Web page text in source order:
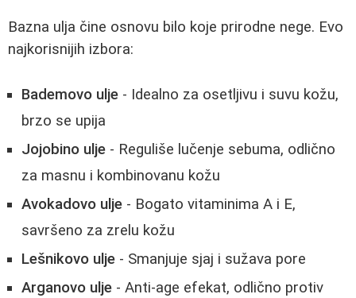
Bazna ulja čine osnovu bilo koje prirodne nege. Evo
najkorisnijih izbora:
Bademovo ulje - Idealno za osetljivu i suvu kožu,
brzo se upija
Jojobino ulje - Reguliše lučenje sebuma, odlično
za masnu i kombinovanu kožu
Avokadovo ulje - Bogato vitaminima A i E,
savršeno za zrelu kožu
Lešnikovo ulje - Smanjuje sjaj i sužava pore
Arganovo ulje - Anti-age efekat, odlično protiv